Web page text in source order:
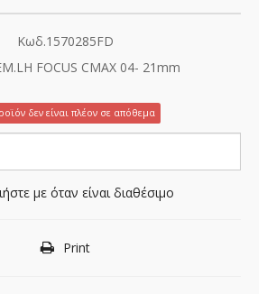
Κωδ.1570285FD
FOCUS CMAX 04- 21mm
δεν είναι πλέον σε απόθεμα
με όταν είναι διαθέσιμο
Print